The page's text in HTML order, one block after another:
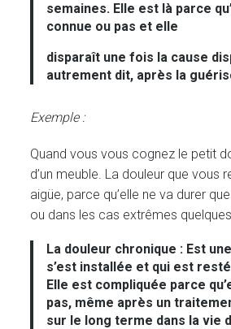
semaines. Elle est là parce
connue ou pas et elle
disparaît une fois la cause
autrement dit, après la
Exemple :
Quand vous vous cognez le petit
d’un meuble. La douleur que vous
aigüe, parce qu’elle ne va durer
ou dans les cas extrêmes quelques
La douleur chronique : Est
s’est installée et qui est
Elle est compliquée parce
pas, même après un
sur le long terme dans la vie